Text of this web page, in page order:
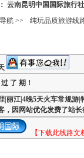
云南昆明中国国际旅行社
航 >>
纯玩品质旅游线
了 期！
|丽江|4晚5天火车常规游
，因网站优化发费了站
【下载此线路文